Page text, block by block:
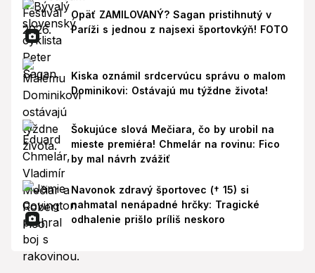
Opäť ZAMILOVANÝ? Sagan pristihnutý v
Paríži s jednou z najsexi športovkýň! FOTO
Kiska oznámil srdcervúcu správu o malom
Dominikovi: Ostávajú mu týždne života!
Šokujúce slová Mečiara, čo by urobil na
mieste premiéra! Chmelár na rovinu: Fico
by mal návrh zvážiť
Navonok zdravý športovec († 15) si
nahmatal nenápadné hrčky: Tragické
odhalenie prišlo príliš neskoro